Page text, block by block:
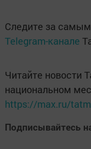
Следите за
Telegram-канале
Читайте новости
национальном
https://max.ru/
Подписывайтесь